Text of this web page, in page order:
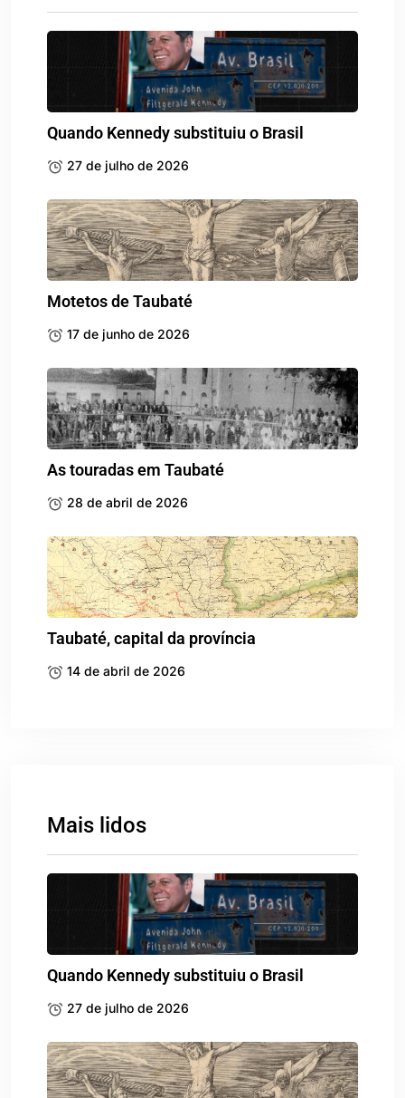
Quando Kennedy substituiu o Brasil
27 de julho de 2026
Motetos de Taubaté
17 de junho de 2026
As touradas em Taubaté
28 de abril de 2026
Taubaté, capital da província
14 de abril de 2026
Mais lidos
Quando Kennedy substituiu o Brasil
27 de julho de 2026